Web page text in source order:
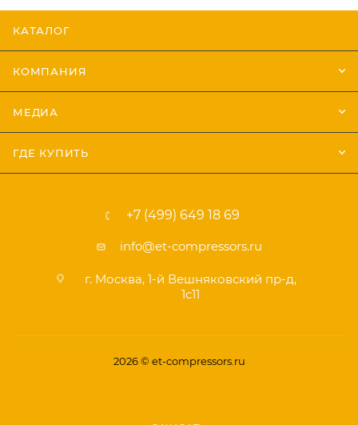
КАТАЛОГ
КОМПАНИЯ
МЕДИА
ГДЕ КУПИТЬ
+7 (499) 649 18 69
info@et-compressors.ru
г. Москва, 1-й Вешняковский пр-д,
1с11
2026 © et-compressors.ru